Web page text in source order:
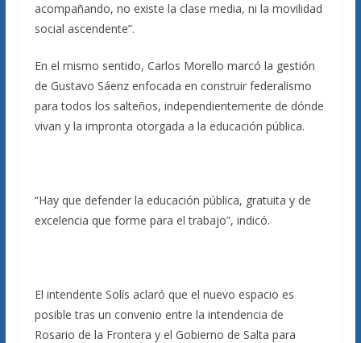
acompañando, no existe la clase media, ni la movilidad
social ascendente”.
En el mismo sentido, Carlos Morello marcó la gestión
de Gustavo Sáenz enfocada en construir federalismo
para todos los salteños, independientemente de dónde
vivan y la impronta otorgada a la educación pública.
“Hay que defender la educación pública, gratuita y de
excelencia que forme para el trabajo”, indicó.
El intendente Solís aclaró que el nuevo espacio es
posible tras un convenio entre la intendencia de
Rosario de la Frontera y el Gobierno de Salta para